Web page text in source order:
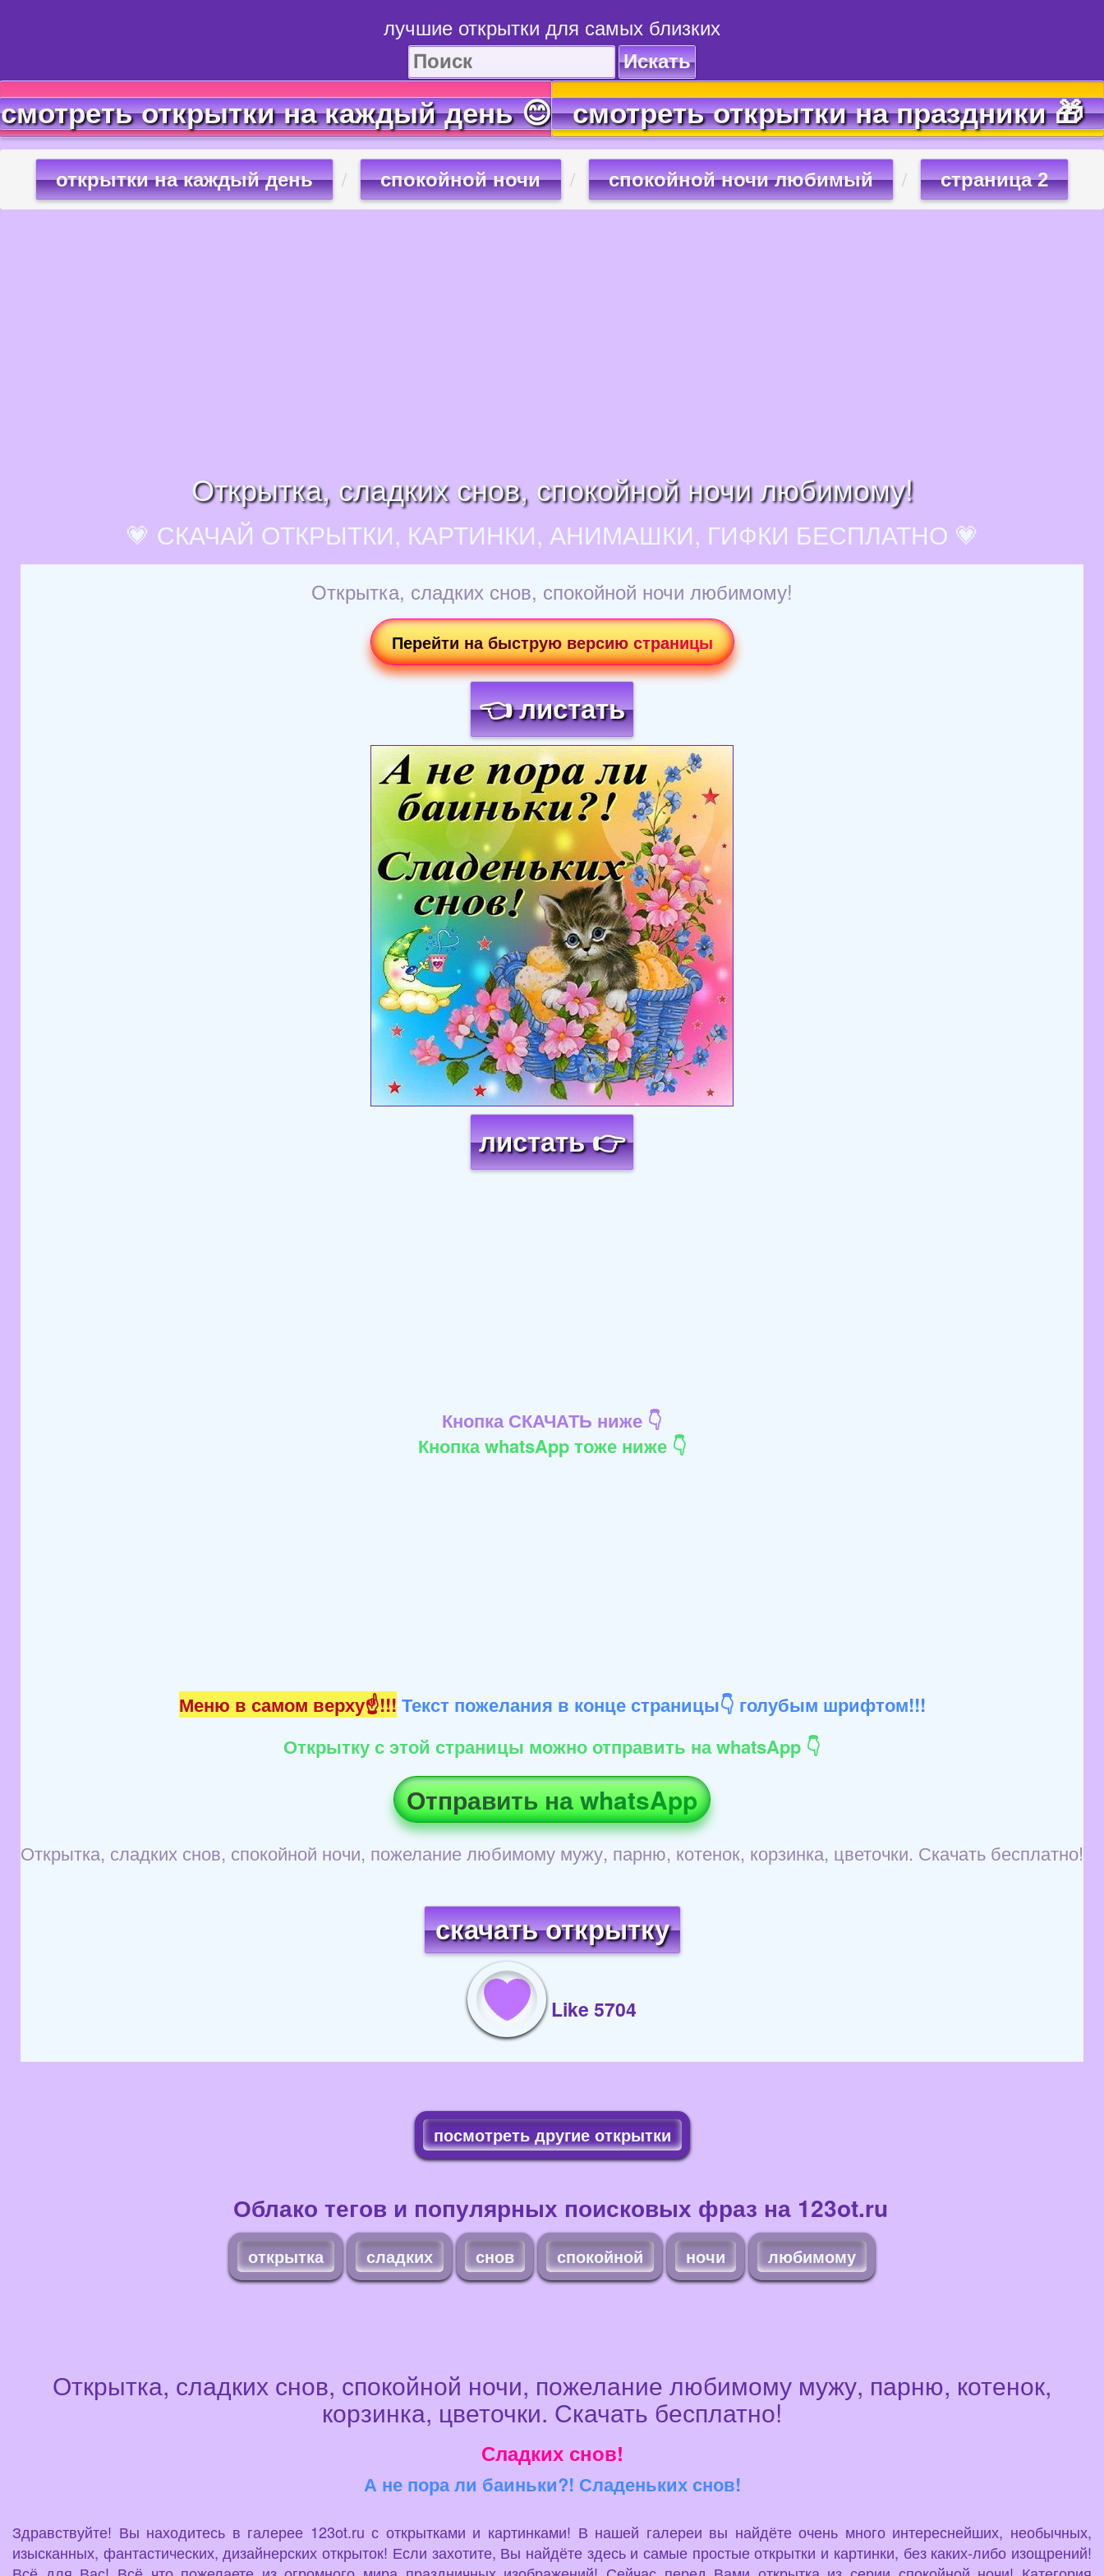
лучшие открытки для самых близких
Искать
смотреть открытки на каждый день 😊 смотреть открытки на праздники 🎁
открытки на каждый день спокойной ночи спокойной ночи любимый страница 2
Открытка, сладких снов, спокойной ночи любимому!
💗 СКАЧАЙ ОТКРЫТКИ, КАРТИНКИ, АНИМАШКИ, ГИФКИ БЕСПЛАТНО 💗
Открытка, сладких снов, спокойной ночи любимому!
Перейти на быструю версию страницы
👈 листать
Загрузка картинки...
листать 👉
Кнопка СКАЧАТЬ ниже 👇
Кнопка whatsApp тоже ниже 👇
Меню в самом верху☝!!! Текст пожелания в конце страницы👇 голубым шрифтом!!!
Открытку с этой страницы можно отправить на whatsApp 👇
Отправить на whatsApp
Открытка, сладких снов, спокойной ночи, пожелание любимому мужу, парню, котенок, корзинка, цветочки. Скачать бесплатно!
скачать открытку
Like 5704
посмотреть другие открытки
Облако тегов и популярных поисковых фраз на 123ot.ru
открытка сладких снов спокойной ночи любимому
Открытка, сладких снов, спокойной ночи, пожелание любимому мужу, парню, котенок,
корзинка, цветочки. Скачать бесплатно!
Сладких снов!
А не пора ли баиньки?! Сладеньких снов!
Здравствуйте! Вы находитесь в галерее 123ot.ru с открытками и картинками! В нашей галереи вы найдёте очень много интереснейших, необычных,
изысканных, фантастических, дизайнерских открыток! Если захотите, Вы найдёте здесь и самые простые открытки и картинки, без каких-либо изощрений!